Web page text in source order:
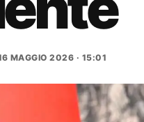
MAGGIO 2026 · 15:01